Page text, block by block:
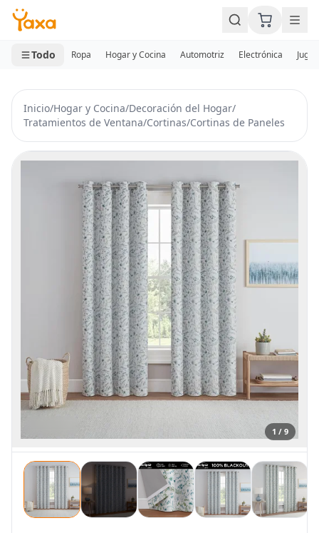
MINI CARRITO
0 productos
Todo Ropa Hogar y Cocina Automotriz Electrónica
Inicio/Hogar y Cocina/Decoración del Hogar/
Tratamientos de Ventana/Cortinas/Cortinas de Paneles
1 / 9